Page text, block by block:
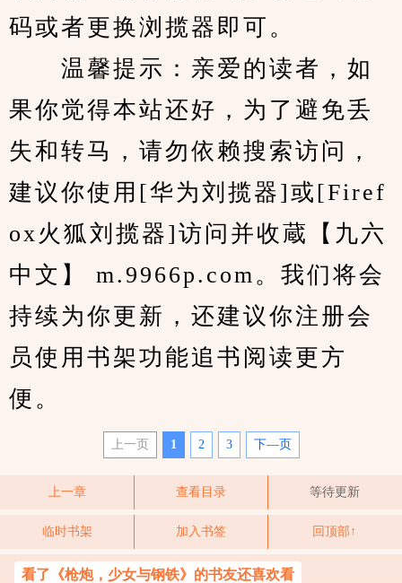
码或者更换浏揽器即可。
温馨提示：亲爱的读者，如
果你觉得本站还好，为了避免丢
失和转马，请勿依赖搜索访问，
建议你使用[华为刘揽器]或[Firef
ox火狐刘揽器]访问并收蔵【九六
中文】 m.9966p.com。我们将会
持续为你更新，还建议你注册会
员使用书架功能追书阅读更方
便。
上一页 1 2 3 下—页
上一章 查看目录 等待更新
临时书架 加入书签 回顶部↑
看了《枪炮，少女与钢铁》的书友还喜欢看